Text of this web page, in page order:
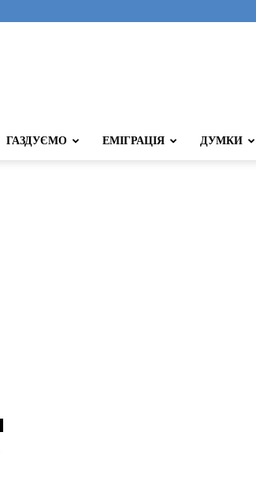
ГАЗДУЄМО ЕМІГРАЦІЯ ДУМКИ